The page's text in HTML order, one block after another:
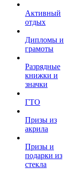
Активный
отдых
Дипломы и
грамоты
Разрядные
книжки и
значки
ГТО
Призы из
акрила
Призы и
подарки из
стекла